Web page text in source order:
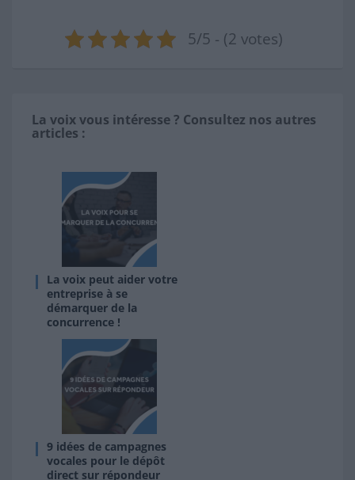
5/5 - (2 votes)
La voix vous intéresse ? Consultez nos autres
articles :
La voix peut aider votre
entreprise à se
démarquer de la
concurrence !
9 idées de campagnes
vocales pour le dépôt
direct sur répondeur